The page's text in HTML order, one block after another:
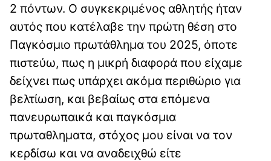
2 πόντων. Ο συγκεκριμένος αθλητής ήταν
αυτός που κατέλαβε την πρώτη θέση στο
Παγκόσμιο πρωτάθλημα του 2025, όποτε
πιστεύω, πως η μικρή διαφορά που είχαμε
δείχνει πως υπάρχει ακόμα περιθώριο για
βελτίωση, και βεβαίως στα επόμενα
πανευρωπαικά και παγκόσμια
πρωταθληματα, στόχος μου είναι να τον
κερδίσω και να αναδειχθώ είτε